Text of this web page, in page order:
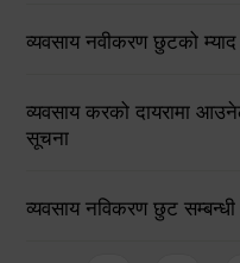
व्यवसाय नवीकरण छुटको
व्यवसाय करको दायरामा
सूचना
व्यवसाय नविकरण छुट